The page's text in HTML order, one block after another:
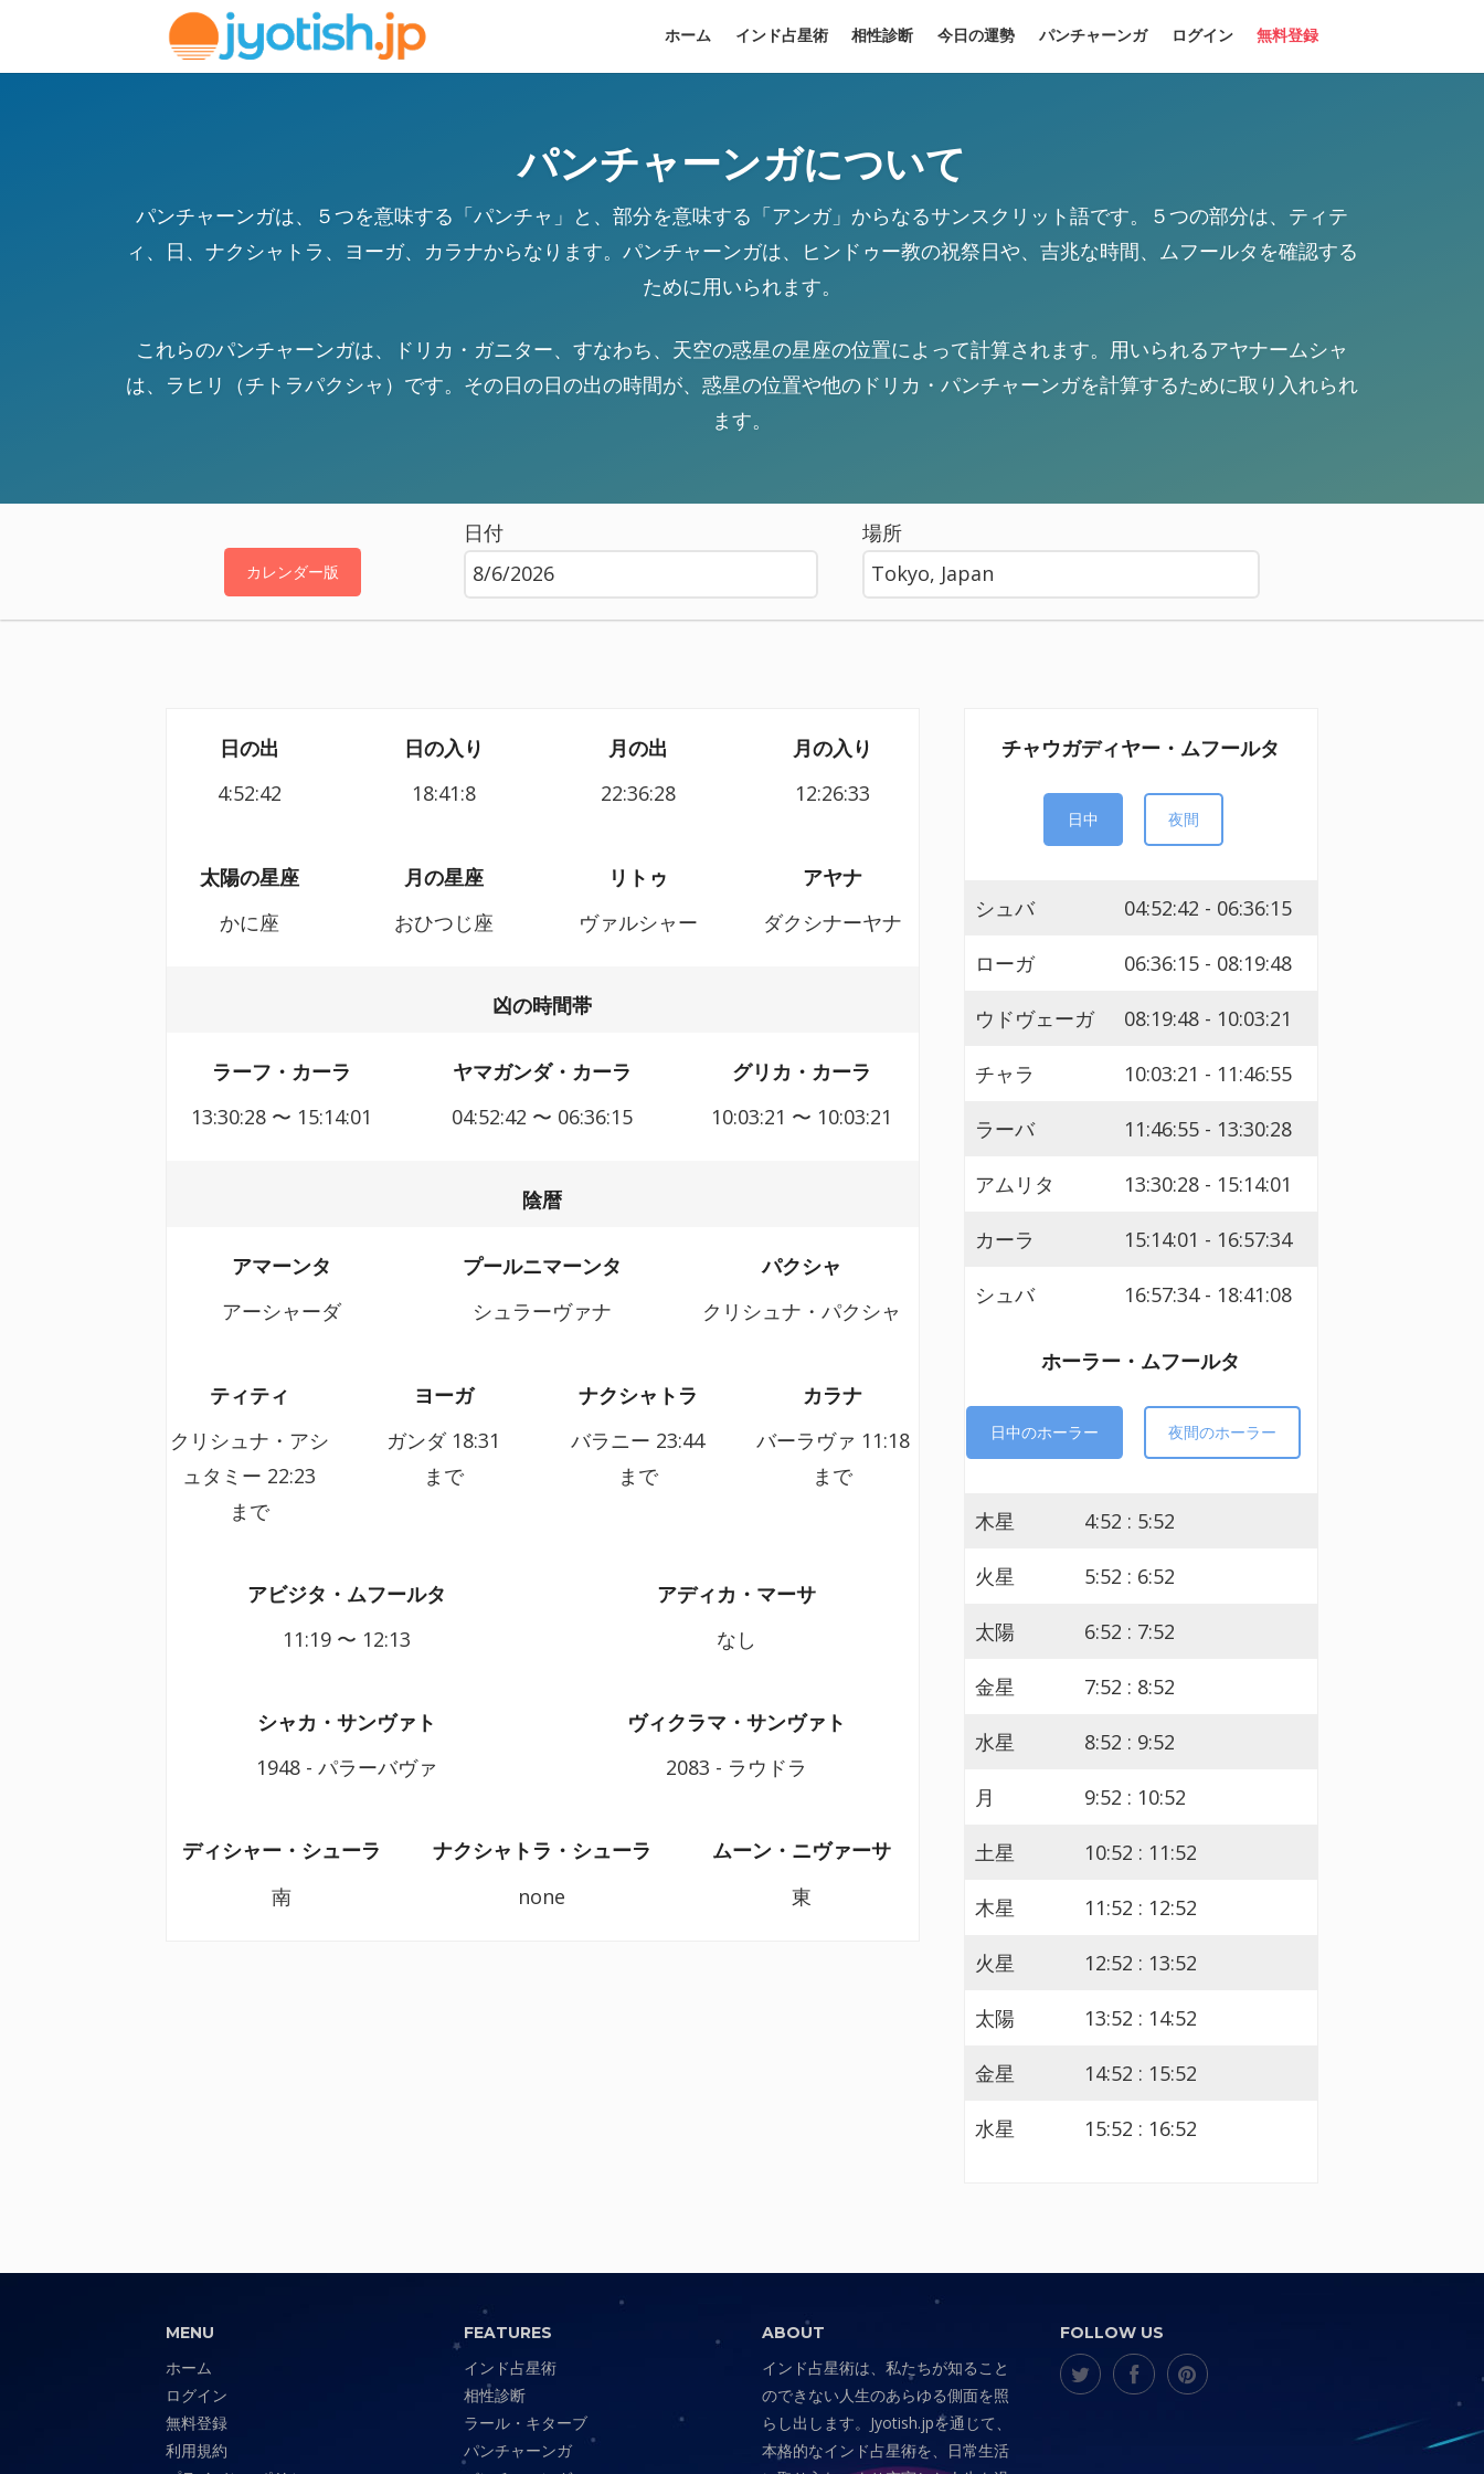
ホーム インド占星術 相性診断 今日の運勢 パンチャーンガ ログイン 無料登録
パンチャーンガについて
パンチャーンガは、５つを意味する「パンチャ」と、部分を意味する「アンガ」からなるサンスクリット語です。５つの部分は、ティテ
ィ、日、ナクシャトラ、ヨーガ、カラナからなります。パンチャーンガは、ヒンドゥー教の祝祭日や、吉兆な時間、ムフールタを確認する
ために用いられます。
これらのパンチャーンガは、ドリカ・ガニター、すなわち、天空の惑星の星座の位置によって計算されます。用いられるアヤナームシャ
は、ラヒリ（チトラパクシャ）です。その日の日の出の時間が、惑星の位置や他のドリカ・パンチャーンガを計算するために取り入れられ
ます。
カレンダー版
日付 場所
日の出
4:52:42
日の入り
18:41:8
月の出
22:36:28
月の入り
12:26:33
太陽の星座
かに座
月の星座
おひつじ座
リトゥ
ヴァルシャー
アヤナ
ダクシナーヤナ
凶の時間帯
ラーフ・カーラ
13:30:28 〜 15:14:01
ヤマガンダ・カーラ
04:52:42 〜 06:36:15
グリカ・カーラ
10:03:21 〜 10:03:21
陰暦
アマーンタ
アーシャーダ
プールニマーンタ
シュラーヴァナ
パクシャ
クリシュナ・パクシャ
ティティ
クリシュナ・アシ
ュタミー 22:23
まで
ヨーガ
ガンダ 18:31
まで
ナクシャトラ
バラニー 23:44
まで
カラナ
バーラヴァ 11:18
まで
アビジタ・ムフールタ
11:19 〜 12:13
アディカ・マーサ
なし
シャカ・サンヴァト
1948 - パラーバヴァ
ヴィクラマ・サンヴァト
2083 - ラウドラ
ディシャー・シューラ
南
ナクシャトラ・シューラ
none
ムーン・ニヴァーサ
東
チャウガディヤー・ムフールタ
日中 夜間
シュバ 04:52:42 - 06:36:15
ローガ 06:36:15 - 08:19:48
ウドヴェーガ 08:19:48 - 10:03:21
チャラ 10:03:21 - 11:46:55
ラーバ 11:46:55 - 13:30:28
アムリタ 13:30:28 - 15:14:01
カーラ 15:14:01 - 16:57:34
シュバ 16:57:34 - 18:41:08
ホーラー・ムフールタ
日中のホーラー 夜間のホーラー
木星 4:52 : 5:52
火星 5:52 : 6:52
太陽 6:52 : 7:52
金星 7:52 : 8:52
水星 8:52 : 9:52
月 9:52 : 10:52
土星 10:52 : 11:52
木星 11:52 : 12:52
火星 12:52 : 13:52
太陽 13:52 : 14:52
金星 14:52 : 15:52
水星 15:52 : 16:52
MENU
ホーム
ログイン
無料登録
利用規約
FEATURES
インド占星術
相性診断
ラール・キターブ
パンチャーンガ
ABOUT
インド占星術は、私たちが知ること
のできない人生のあらゆる側面を照
らし出します。Jyotish.jpを通じて、
本格的なインド占星術を、日常生活
FOLLOW US